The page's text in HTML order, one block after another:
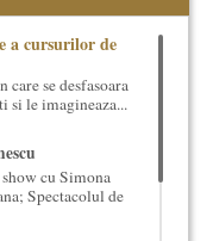
-, insa acum
proiecte
marketing
concerte si
cursuri de
si de alte feluri.
a cursurilor de
se desfasoara
si le imagineaza...
cu Simona
Spectacolul de